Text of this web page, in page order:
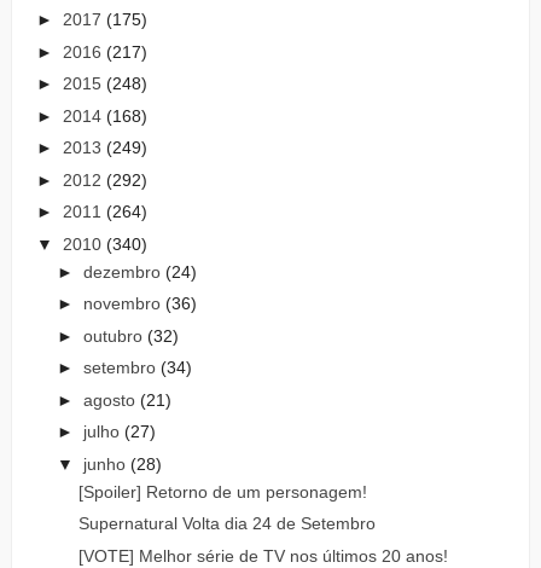
► 2017 (175)
► 2016 (217)
► 2015 (248)
► 2014 (168)
► 2013 (249)
► 2012 (292)
► 2011 (264)
▼ 2010 (340)
► dezembro (24)
► novembro (36)
► outubro (32)
► setembro (34)
► agosto (21)
► julho (27)
▼ junho (28)
[Spoiler] Retorno de um personagem!
Supernatural Volta dia 24 de Setembro
[VOTE] Melhor série de TV nos últimos 20 anos!